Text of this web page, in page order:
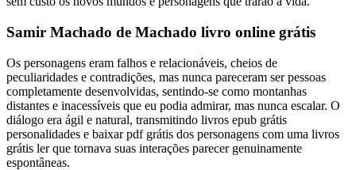
Samir Machado de Machado livro online grátis
Os personagens eram falhos e relacionáveis, cheios de
peculiaridades e contradições, mas nunca pareceram ser pessoas
completamente desenvolvidas, sentindo-se como montanhas
distantes e inacessíveis que eu podia admirar, mas nunca escalar. O
diálogo era ágil e natural, transmitindo livros epub grátis
personalidades e baixar pdf grátis dos personagens com uma livros
grátis ler que tornava suas interações parecer genuinamente
espontâneas.